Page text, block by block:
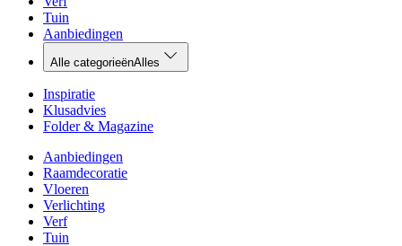
Tuin
Aanbiedingen
Alle categorieënAlles
Inspiratie
Klusadvies
Folder & Magazine
Aanbiedingen
Raamdecoratie
Vloeren
Verlichting
Verf
Tuin